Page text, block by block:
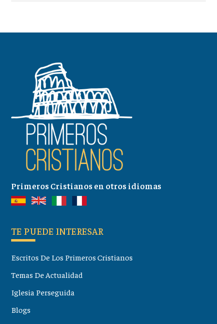
Primeros Cristianos en otros idiomas
TE PUEDE INTERESAR
Escritos De Los Primeros Cristianos
Temas De Actualidad
Iglesia Perseguida
Blogs